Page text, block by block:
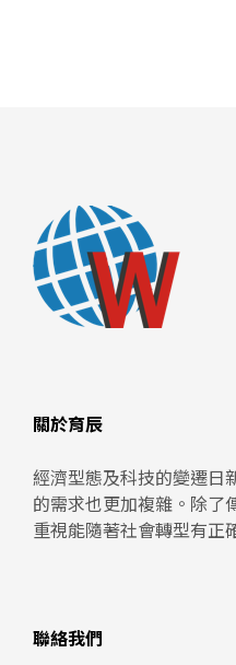
關於育辰
經濟型態及科技的變遷日
的需求也更加複雜。除了
重視能隨著社會轉型有正
聯絡我們